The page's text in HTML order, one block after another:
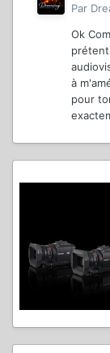
Par
Ok
à
pour